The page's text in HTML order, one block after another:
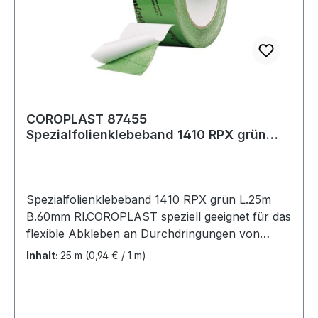
COROPLAST 87455
Spezialfolienklebeband 1410 RPX grün
Spezialfolienklebeband 1410 RPX grün L.25m
B.60mm Rl.COROPLAST speziell geeignet für das
flexible Abkleben an Durchdringungen von
Rohren, Leitungen, Dachbalken · gut geeignet
Inhalt: 25 m (0,94 € / 1 m)